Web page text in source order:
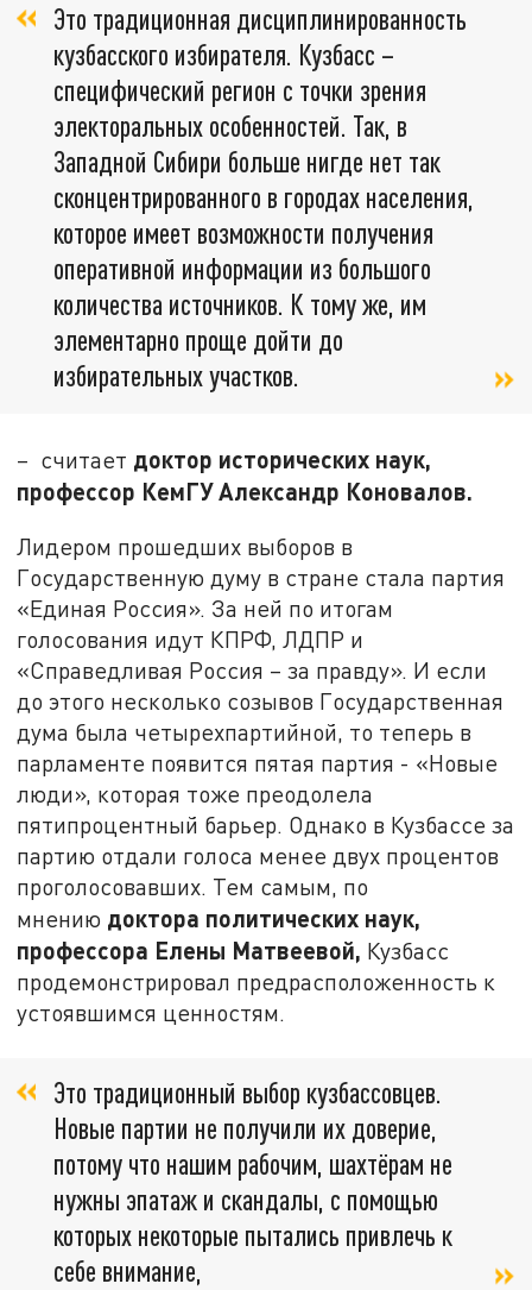
Это традиционная дисциплинированность
кузбасского избирателя. Кузбасс –
специфический регион с точки зрения
электоральных особенностей. Так, в
Западной Сибири больше нигде нет так
сконцентрированного в городах населения,
которое имеет возможности получения
оперативной информации из большого
количества источников. К тому же, им
элементарно проще дойти до
избирательных участков.
– считает доктор исторических наук,
профессор КемГУ Александр Коновалов.
Лидером прошедших выборов в
Государственную думу в стране стала партия
«Единая Россия». За ней по итогам
голосования идут КПРФ, ЛДПР и
«Справедливая Россия – за правду». И если
до этого несколько созывов Государственная
дума была четырехпартийной, то теперь в
парламенте появится пятая партия - «Новые
люди», которая тоже преодолела
пятипроцентный барьер. Однако в Кузбассе за
партию отдали голоса менее двух процентов
проголосовавших. Тем самым, по
мнению доктора политических наук,
профессора Елены Матвеевой, Кузбасс
продемонстрировал предрасположенность к
устоявшимся ценностям.
Это традиционный выбор кузбассовцев.
Новые партии не получили их доверие,
потому что нашим рабочим, шахтёрам не
нужны эпатаж и скандалы, с помощью
которых некоторые пытались привлечь к
себе внимание,